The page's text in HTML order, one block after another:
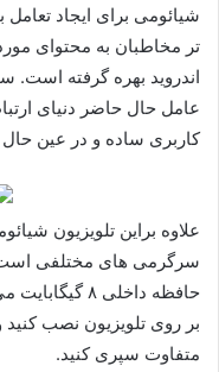
شیائومی برای ایجاد
تر مخاطبان به محتوای
اندروید بهره گرفته است.
عامل حال حاضر دنیای
کاربری ساده و در عین حال
علاوه براین تلویزیون
سرگرمی های مختلفی است
حافظه داخلی
بر روی تلویزیون نصب
متفاوت سپری کنید.